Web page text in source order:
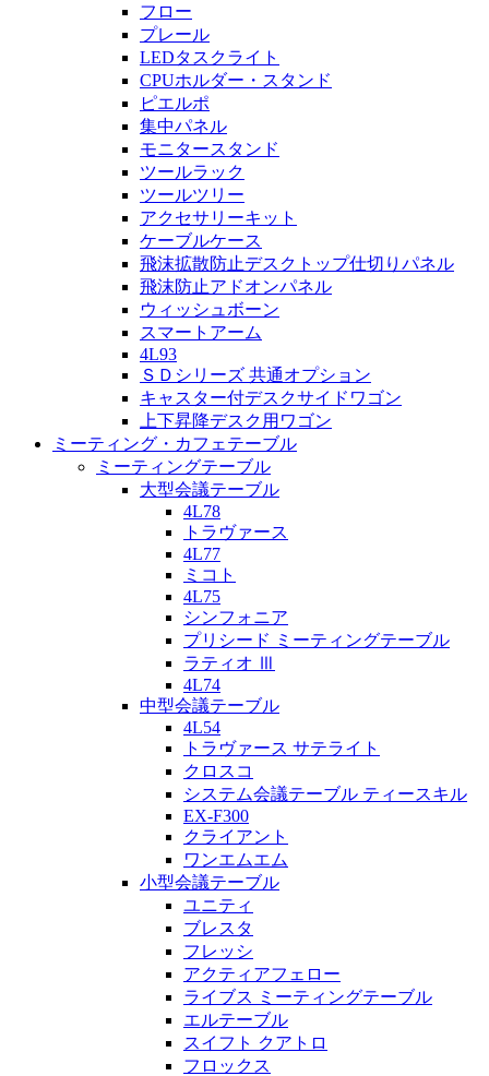
フロー
プレール
LEDタスクライト
CPUホルダー・スタンド
ピエルポ
集中パネル
モニタースタンド
ツールラック
ツールツリー
アクセサリーキット
ケーブルケース
飛沫拡散防止デスクトップ仕切りパネル
飛沫防止アドオンパネル
ウィッシュボーン
スマートアーム
4L93
ＳＤシリーズ 共通オプション
キャスター付デスクサイドワゴン
上下昇降デスク用ワゴン
ミーティング・カフェテーブル
ミーティングテーブル
大型会議テーブル
4L78
トラヴァース
4L77
ミコト
4L75
シンフォニア
プリシード ミーティングテーブル
ラティオ Ⅲ
4L74
中型会議テーブル
4L54
トラヴァース サテライト
クロスコ
システム会議テーブル ティースキル
EX-F300
クライアント
ワンエムエム
小型会議テーブル
ユニティ
ブレスタ
フレッシ
アクティアフェロー
ライブス ミーティングテーブル
エルテーブル
スイフト クアトロ
フロックス